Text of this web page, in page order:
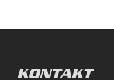
KONTAKT